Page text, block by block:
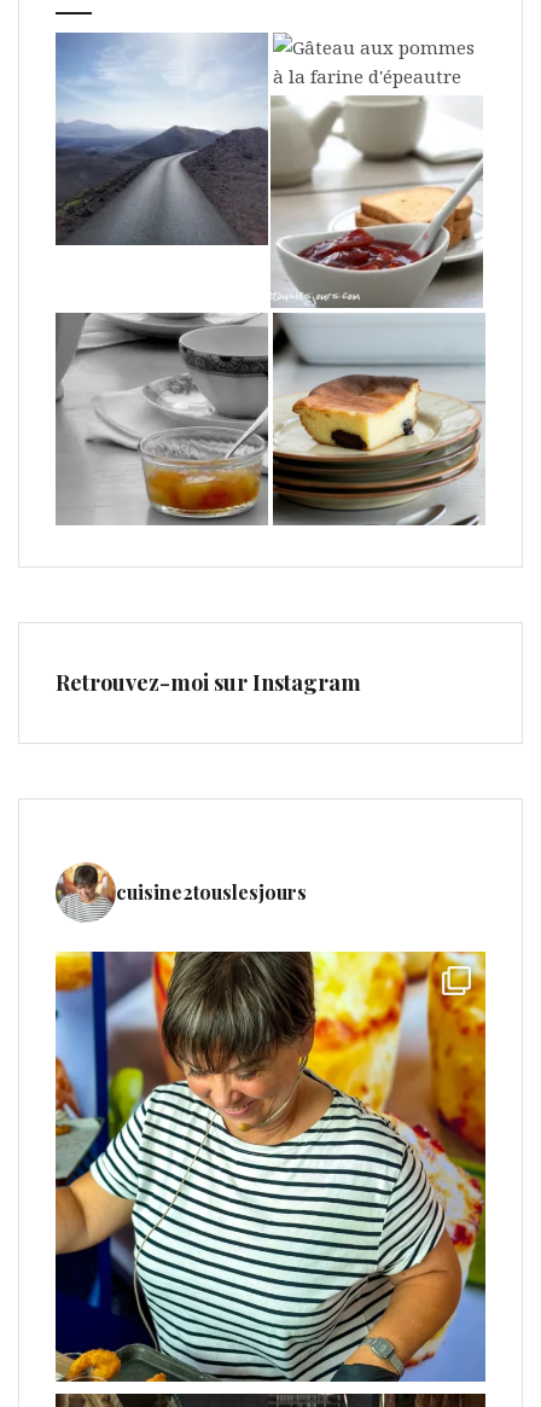
Retrouvez-moi sur Instagram
cuisine2touslesjours